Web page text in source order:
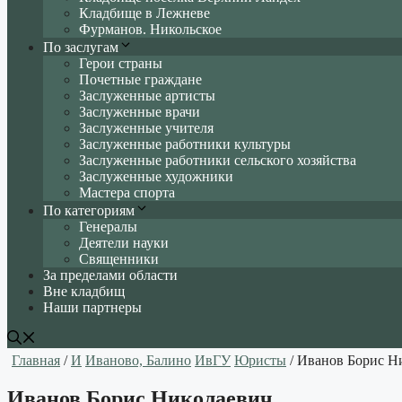
Кладбище в Лежневе
Фурманов. Никольское
По заслугам
Герои страны
Почетные граждане
Заслуженные артисты
Заслуженные врачи
Заслуженные учителя
Заслуженные работники культуры
Заслуженные работники сельского хозяйства
Заслуженные художники
Мастера спорта
По категориям
Генералы
Деятели науки
Священники
За пределами области
Вне кладбищ
Наши партнеры
Главная /И Иваново, Балино ИвГУ Юристы / Иванов Борис